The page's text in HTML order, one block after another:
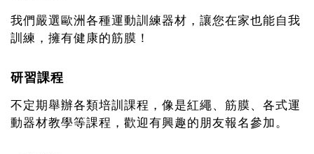
我們嚴選歐洲各種運動訓練器材，讓您在家也能自我
訓練，擁有健康的筋膜！
研習課程
不定期舉辦各類培訓課程，像是紅繩、筋膜、各式運
動器材教學等課程，歡迎有興趣的朋友報名參加。